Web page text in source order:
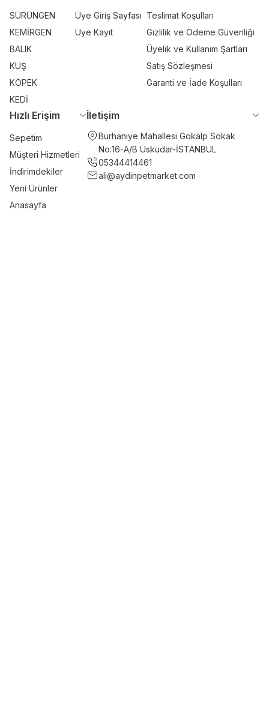
SÜRÜNGEN
KEMİRGEN
BALIK
KUŞ
KÖPEK
KEDİ
Üye Giriş Sayfası
Üye Kayıt
Teslimat Koşulları
Gizlilik ve Ödeme Güvenliği
Üyelik ve Kullanım Şartları
Satış Sözleşmesi
Garanti ve İade Koşulları
Hızlı Erişim
Sepetim
Müşteri Hizmetleri
İndirimdekiler
Yeni Ürünler
Anasayfa
İletişim
Burhaniye Mahallesi Gökalp Sokak
No:16-A/B Üsküdar-İSTANBUL
05344414461
ali@aydinpetmarket.com